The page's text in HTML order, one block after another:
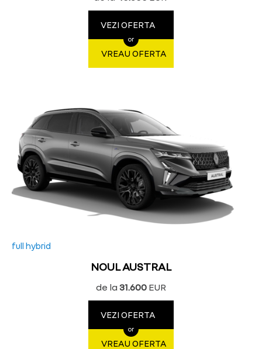
VEZI OFERTA
or
VREAU OFERTA
full hybrid
NOUL AUSTRAL
de la 31.600 EUR
VEZI OFERTA
or
VREAU OFERTA